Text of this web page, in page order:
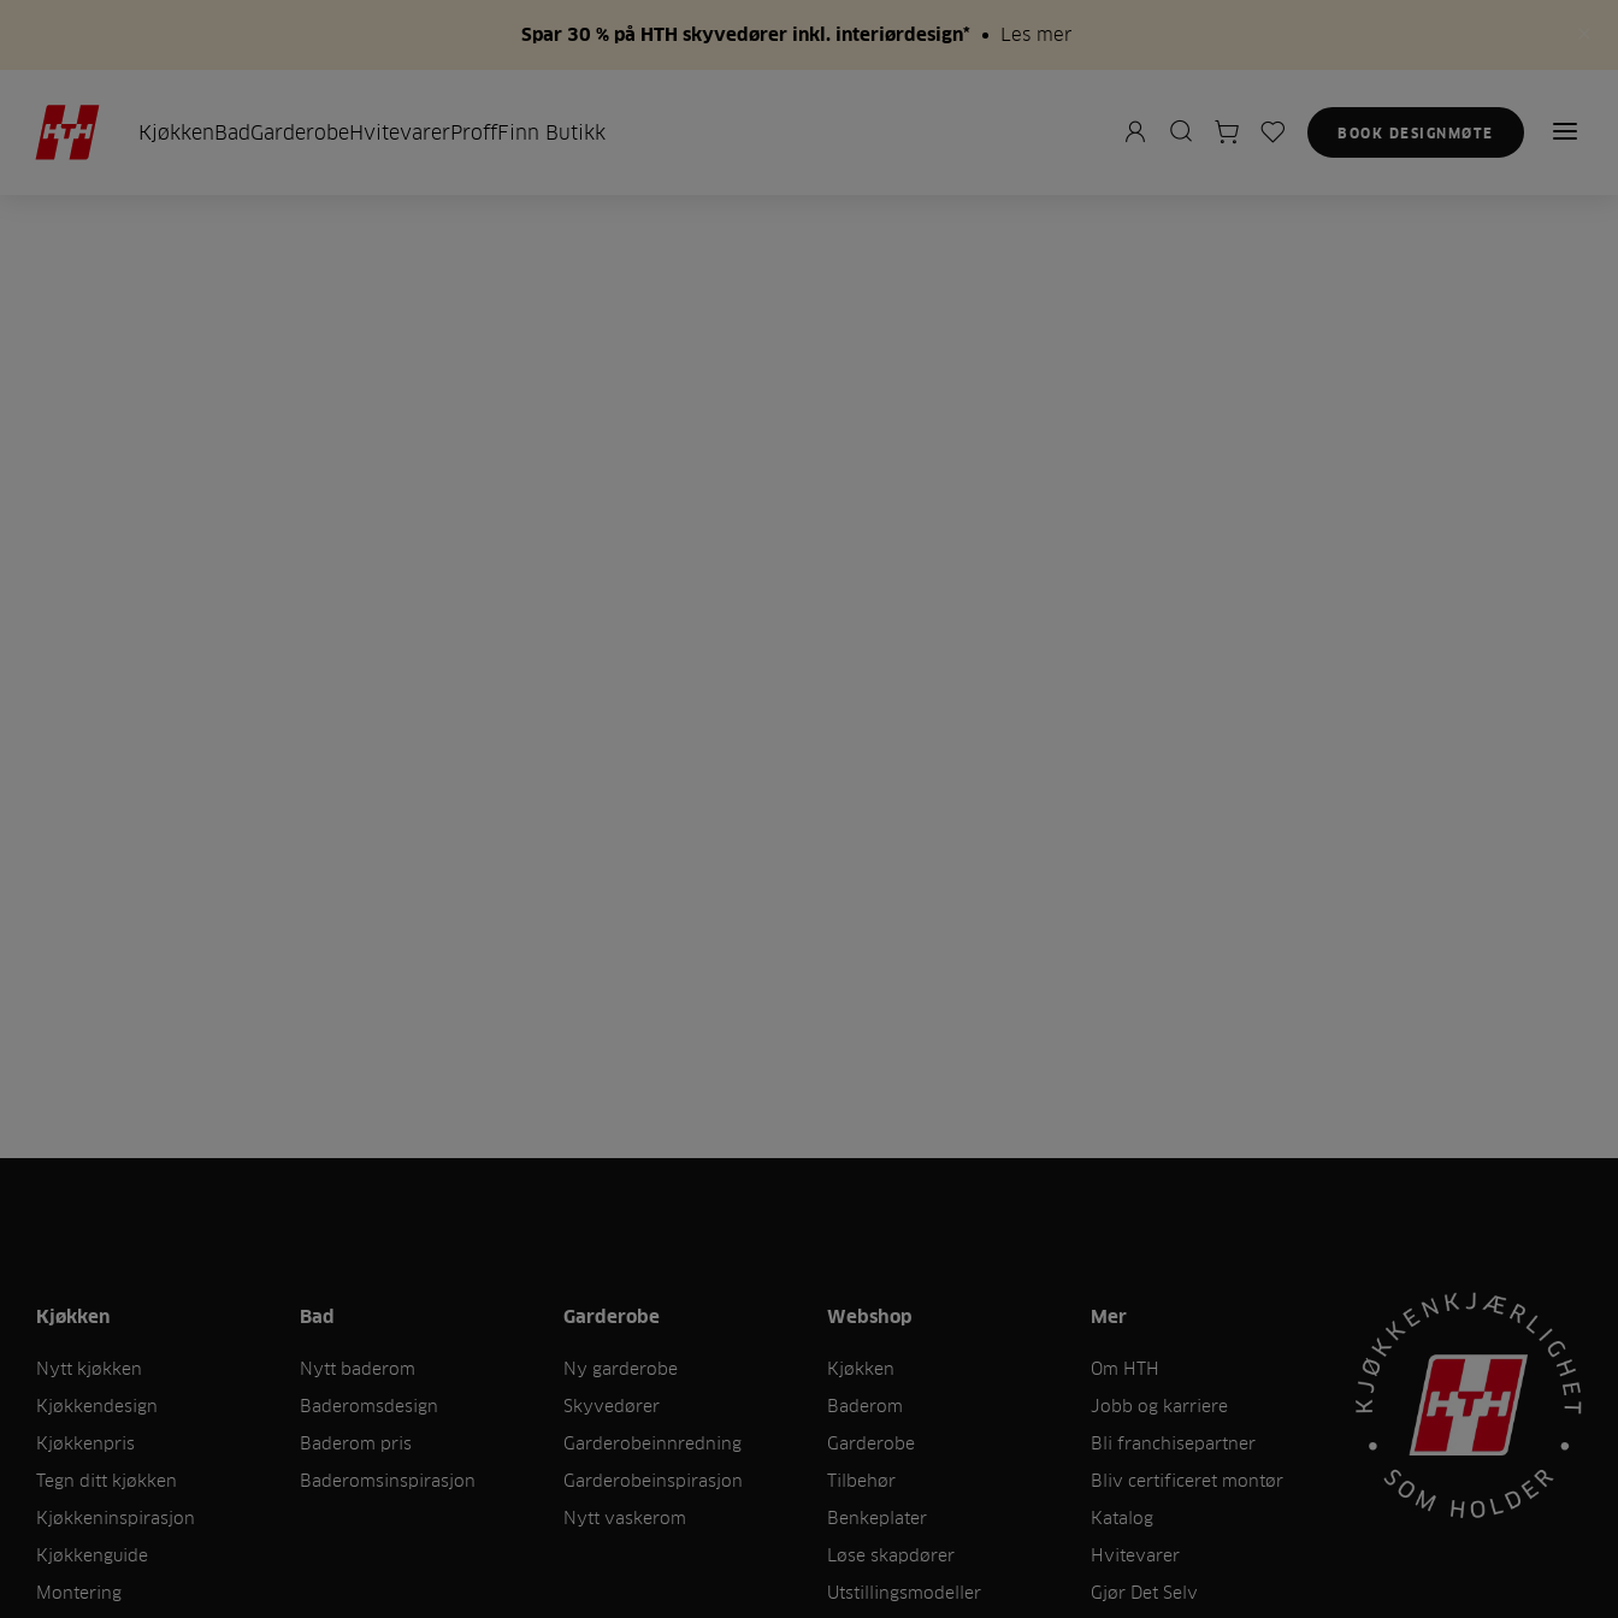
Spar 30 % på HTH skyvedører inkl. interiørdesign* Les mer
KjøkkenBadGarderobeHvitevarerProffFinn Butikk BOOK DESIGNMØTE
Kjøkken
Nytt kjøkken
Kjøkkendesign
Kjøkkenpris
Tegn ditt kjøkken
Kjøkkeninspirasjon
Kjøkkenguide
Montering
Bad
Nytt baderom
Baderomsdesign
Baderom pris
Baderomsinspirasjon
Garderobe
Ny garderobe
Skyvedører
Garderobeinnredning
Garderobeinspirasjon
Nytt vaskerom
Webshop
Kjøkken
Baderom
Garderobe
Tilbehør
Benkeplater
Løse skapdører
Utstillingsmodeller
Mer
Om HTH
Jobb og karriere
Bli franchisepartner
Bliv certificeret montør
Katalog
Hvitevarer
Gjør Det Selv